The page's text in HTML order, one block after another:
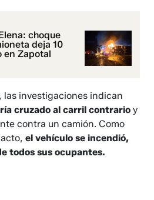
choque
deja 10
en Zapotal
las investigaciones indican
cruzado al carril contrarioy
contra un camión. Como
el vehículo se incendió,
todos sus ocupantes.